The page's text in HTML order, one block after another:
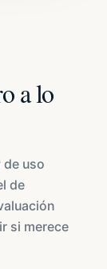
a lo
de uso
de
si merece